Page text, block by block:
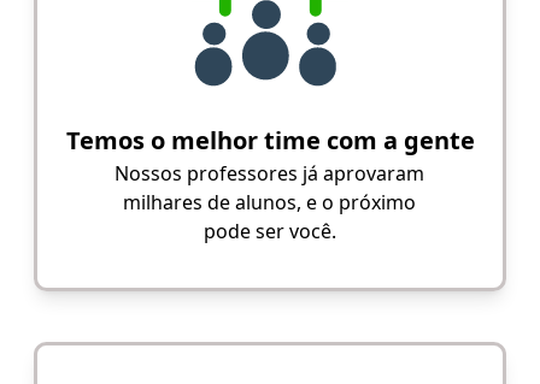
Temos o melhor time com a gente
Nossos professores já aprovaram
milhares de alunos, e o próximo
pode ser você.